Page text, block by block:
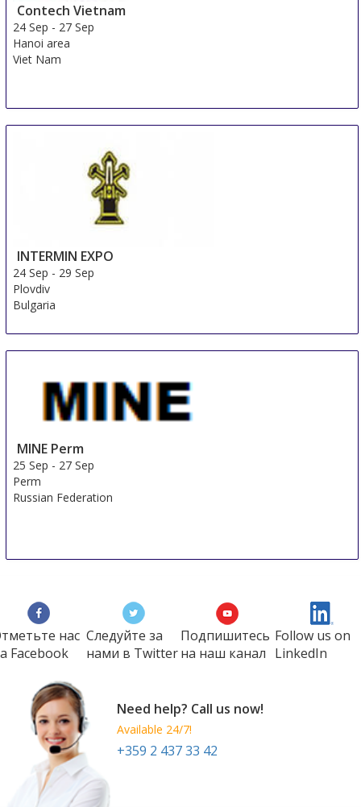
Contech Vietnam
24 Sep - 27 Sep
Hanoi area
Viet Nam
INTERMIN EXPO
24 Sep - 29 Sep
Plovdiv
Bulgaria
MINE Perm
25 Sep - 27 Sep
Perm
Russian Federation
нас
Faсеbook
Следуйте за
нами в Twitter
Подпишитесь
на наш канал
Follow us on
LinkedIn
Need help? Call us now!
Available 24/7!
+359 2 437 33 42